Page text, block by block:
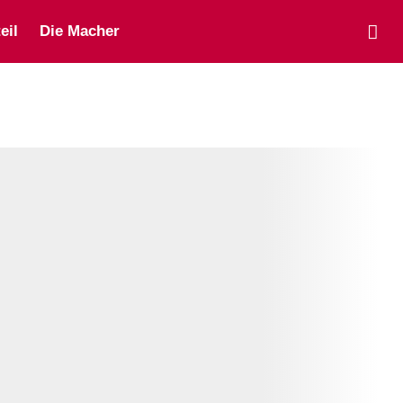
Die Macher